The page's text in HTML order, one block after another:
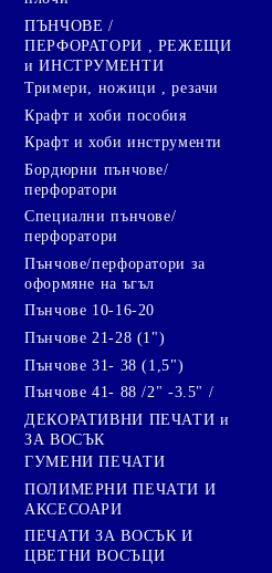
ПЪНЧОВЕ /
ПЕРФОРАТОРИ , РЕЖЕЩИ
и ИНСТРУМЕНТИ
Тримери, ножици , резачи
Крафт и хоби пособия
Крафт и хоби инструменти
Бордюрни пънчове/
перфоратори
Специални пънчове/
перфоратори
Пънчове/перфоратори за
оформяне на ъгъл
Пънчове 10-16-20
Пънчове 21-28 (1")
Пънчове 31- 38 (1,5")
Пънчове 41- 88 /2" -3.5" /
ДЕКОРАТИВНИ ПЕЧАТИ и
ЗА ВОСЪК
ГУМЕНИ ПЕЧАТИ
ПОЛИМЕРНИ ПЕЧАТИ И
АКСЕСОАРИ
ПЕЧАТИ ЗА ВОСЪК И
ЦВЕТНИ ВОСЪЦИ